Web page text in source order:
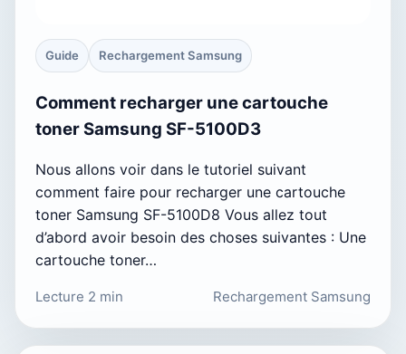
Guide Rechargement Samsung
Comment recharger une cartouche
toner Samsung SF-5100D3
Nous allons voir dans le tutoriel suivant
comment faire pour recharger une cartouche
toner Samsung SF-5100D8 Vous allez tout
d’abord avoir besoin des choses suivantes : Une
cartouche toner…
Lecture 2 min Rechargement Samsung